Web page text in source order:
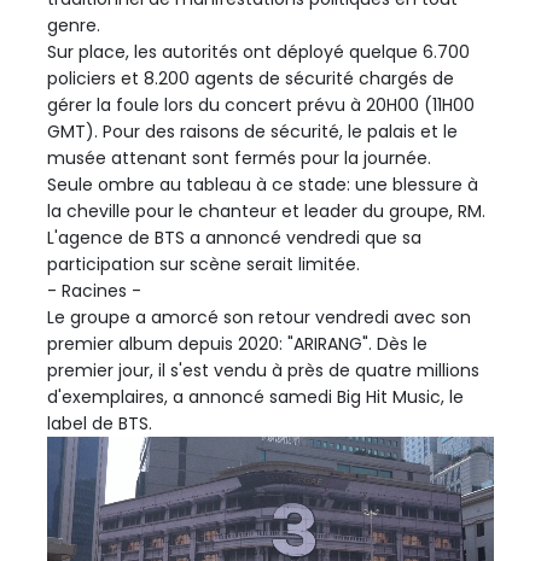
genre.
Sur place, les autorités ont déployé quelque 6.700
policiers et 8.200 agents de sécurité chargés de
gérer la foule lors du concert prévu à 20H00 (11H00
GMT). Pour des raisons de sécurité, le palais et le
musée attenant sont fermés pour la journée.
Seule ombre au tableau à ce stade: une blessure à
la cheville pour le chanteur et leader du groupe, RM.
L'agence de BTS a annoncé vendredi que sa
participation sur scène serait limitée.
- Racines -
Le groupe a amorcé son retour vendredi avec son
premier album depuis 2020: "ARIRANG". Dès le
premier jour, il s'est vendu à près de quatre millions
d'exemplaires, a annoncé samedi Big Hit Music, le
label de BTS.